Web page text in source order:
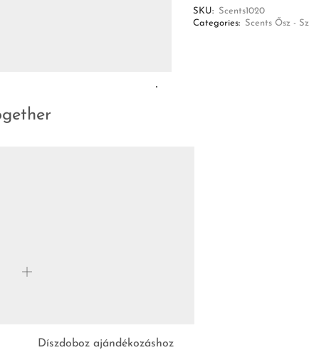
SKU:
Scents1020
Categories:
Scents Ősz -
Díszdoboz ajándékozáshoz